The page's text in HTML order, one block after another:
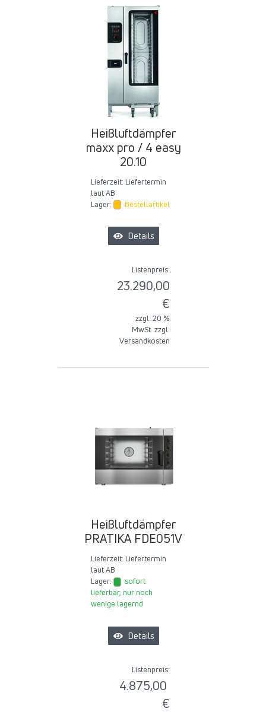
Heißluftdämpfer
maxx pro / 4 easy
20.10
Lieferzeit: Liefertermin
laut AB
Lager:
Bestellartikel
Details
Listenpreis:
23.290,00
€
zzgl. 20 %
MwSt. zzgl.
Versandkosten
Heißluftdämpfer
PRATIKA FDE051V
Lieferzeit: Liefertermin
laut AB
Lager:
sofort
lieferbar, nur noch
wenige lagernd
Details
Listenpreis:
4.875,00
€